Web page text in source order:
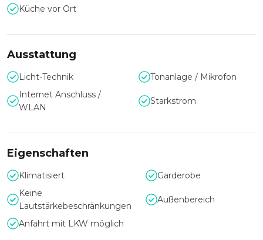
Firmenfeiern, Firmenjubiläen, Teambuilding-Events, PR &
Junggesell: innen Abschiede, Live Musik
Küche vor Ort
Ausstattung
Licht-Technik
Tonanlage / Mikrofon
Internet Anschluss /
WLAN
Starkstrom
Eigenschaften
Klimatisiert
Garderobe
Keine
Lautstärkebeschränkungen
Außenbereich
Anfahrt mit LKW möglich